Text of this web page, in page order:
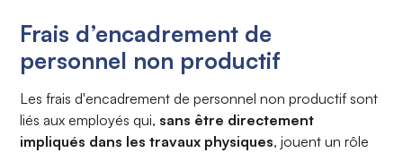
Frais d’encadrement de
personnel non productif
Les frais d'encadrement de personnel non productif sont
liés aux employés qui, sans être directement
impliqués dans les travaux physiques, jouent un rôle